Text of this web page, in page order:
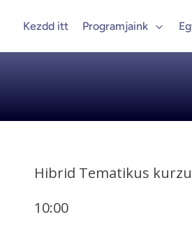
Kezdd itt Programjaink
Hibrid Tematikus
10:00